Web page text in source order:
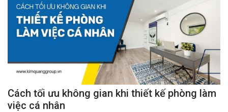
Cách tối ưu không gian khi thiết kế phòng làm
việc cá nhân